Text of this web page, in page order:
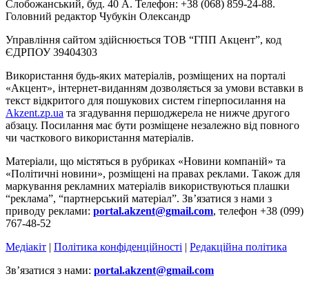
Слобожанський, буд. 40 А. Телефон: +38 (068) 859-24-88.
Головний редактор Чубукін Олександр
Управління сайтом здійснюється ТОВ “ГПП Акцент”, код
ЄДРПОУ 39404303
Використання будь-яких матеріалів, розміщених на порталі
«Акцент», інтернет-виданням дозволяється за умови вставки в
текст відкритого для пошукових систем гіперпосилання на
Akzent.zp.ua та згадування першоджерела не нижче другого
абзацу. Посилання має бути розміщене незалежно від повного
чи часткового використання матеріалів.
Матеріали, що містяться в рубриках «Новини компаній» та
«Політичні новини», розміщені на правах реклами. Також для
маркування рекламних матеріалів використвуються плашки
“реклама”, “партнерський матеріал”. Зв’язатися з нами з
приводу реклами: portal.akzent@gmail.com, телефон +38 (099)
767-48-52
Медіакіт | Політика конфіденційності | Редакційна політика
Зв’язатися з нами: portal.akzent@gmail.com